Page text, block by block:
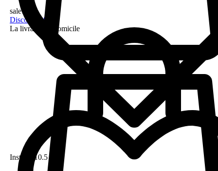
sale!
Discount 28%
La livraison a domicile
Instock 10.5 DH